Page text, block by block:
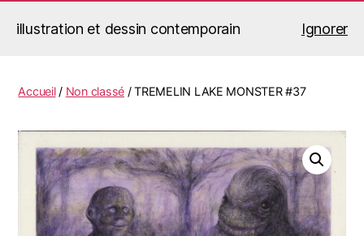
illustration et dessin contemporain Ignorer
Jérémy Le Corvaisier
Accueil/ Non classé / TREMELIN LAKE MONSTER #37